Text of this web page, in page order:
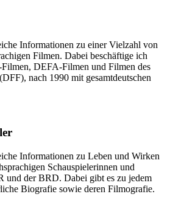
Informationen zu einer Vielzahl von
Filmen. Dabei beschäftige ich
DEFA-Filmen und Filmen des
nach 1990 mit gesamtdeutschen
Informationen zu Leben und Wirken
Schauspielerinnen und
und der BRD. Dabei gibt es zu jedem
Biografie sowie deren Filmografie.